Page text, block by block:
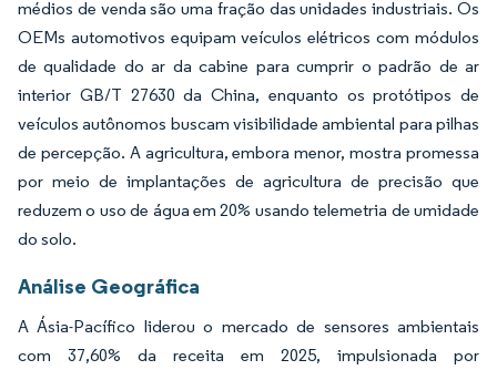
médios de venda são uma fração das unidades industriais. Os
OEMs automotivos equipam veículos elétricos com módulos
de qualidade do ar da cabine para cumprir o padrão de ar
interior GB/T 27630 da China, enquanto os protótipos de
veículos autônomos buscam visibilidade ambiental para pilhas
de percepção. A agricultura, embora menor, mostra promessa
por meio de implantações de agricultura de precisão que
reduzem o uso de água em 20% usando telemetria de umidade
do solo.
Análise Geográfica
A Ásia-Pacífico liderou o mercado de sensores ambientais
com 37,60% da receita em 2025, impulsionada por